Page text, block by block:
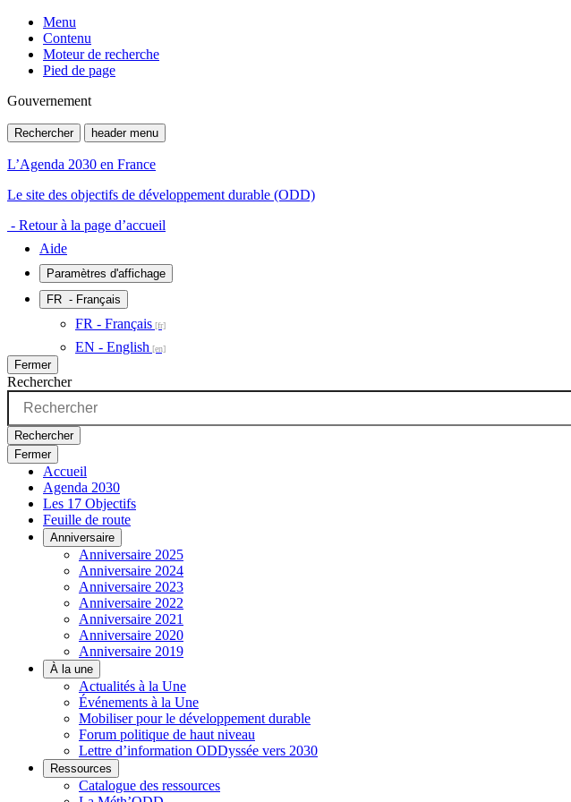
Menu
Contenu
Moteur de recherche
Pied de page
Gouvernement
Rechercher header menu
L’Agenda 2030 en France
Le site des objectifs de développement durable (ODD)
- Retour à la page d’accueil
Aide
Paramètres d'affichage
FR - Français
FR - Français
EN - English
Fermer
Rechercher
Rechercher
Fermer
Accueil
Agenda 2030
Les 17 Objectifs
Feuille de route
Anniversaire
Anniversaire 2025
Anniversaire 2024
Anniversaire 2023
Anniversaire 2022
Anniversaire 2021
Anniversaire 2020
Anniversaire 2019
À la une
Actualités à la Une
Événements à la Une
Mobiliser pour le développement durable
Forum politique de haut niveau
Lettre d’information ODDyssée vers 2030
Ressources
Catalogue des ressources